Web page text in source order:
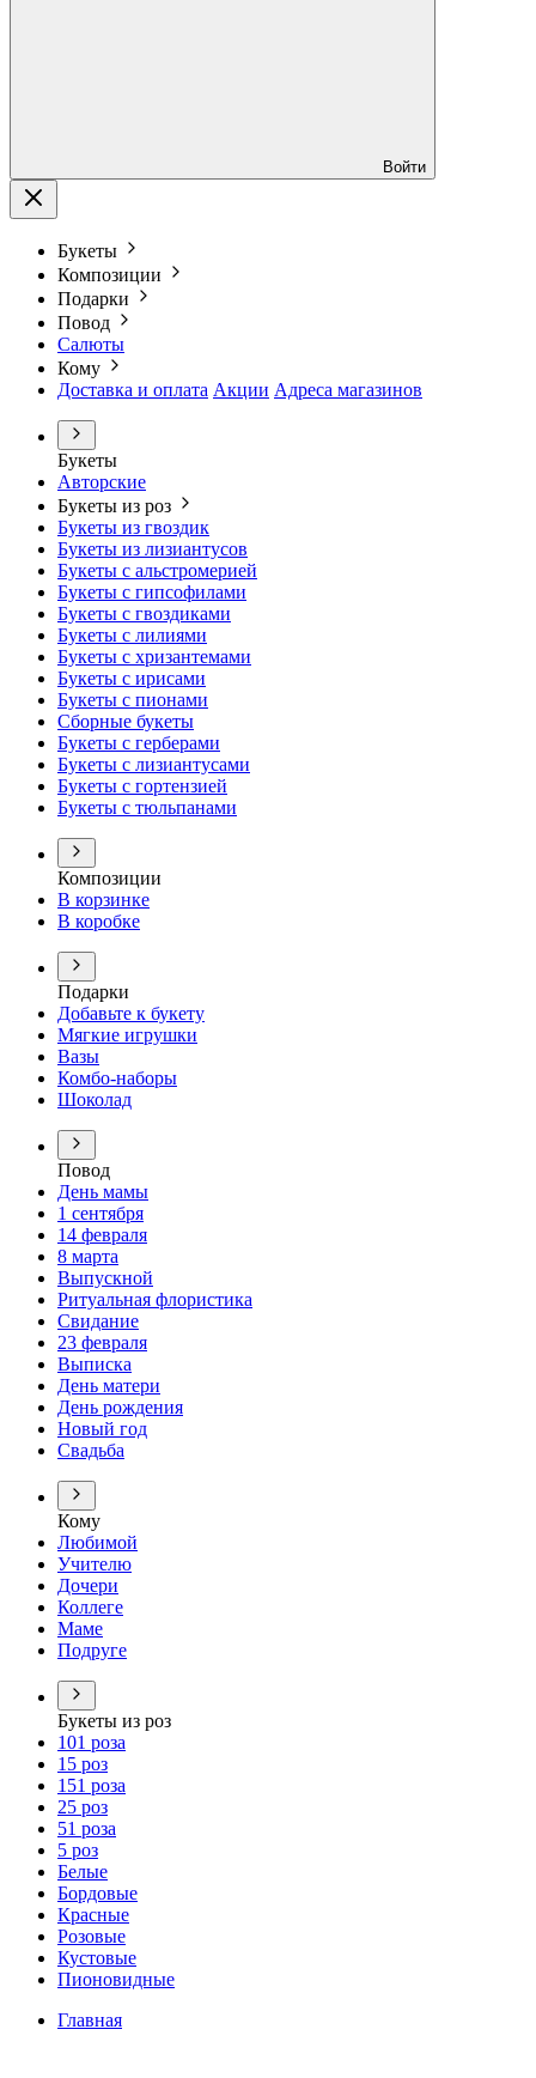
Войти
Букеты
Композиции
Подарки
Повод
Салюты
Кому
Доставка и оплата Акции Адреса магазинов
Букеты
Авторские
Букеты из роз
Букеты из гвоздик
Букеты из лизиантусов
Букеты с альстромерией
Букеты с гипсофилами
Букеты с гвоздиками
Букеты с лилиями
Букеты с хризантемами
Букеты с ирисами
Букеты с пионами
Сборные букеты
Букеты с герберами
Букеты с лизиантусами
Букеты с гортензией
Букеты с тюльпанами
Композиции
В корзинке
В коробке
Подарки
Добавьте к букету
Мягкие игрушки
Вазы
Комбо-наборы
Шоколад
Повод
День мамы
1 сентября
14 февраля
8 марта
Выпускной
Ритуальная флористика
Свидание
23 февраля
Выписка
День матери
День рождения
Новый год
Свадьба
Кому
Любимой
Учителю
Дочери
Коллеге
Маме
Подруге
Букеты из роз
101 роза
15 роз
151 роза
25 роз
51 роза
5 роз
Белые
Бордовые
Красные
Розовые
Кустовые
Пионовидные
Главная